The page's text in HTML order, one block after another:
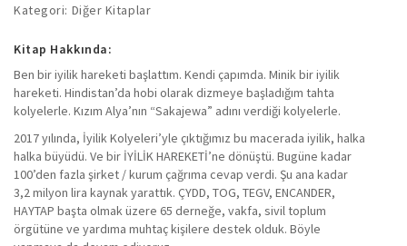
Kategori: Diğer Kitaplar
Kitap Hakkında:
Ben bir iyilik hareketi başlattım. Kendi çapımda. Minik bir iyilik
hareketi. Hindistan’da hobi olarak dizmeye başladığım tahta
kolyelerle. Kızım Alya’nın “Sakajewa” adını verdiği kolyelerle.
2017 yılında, İyilik Kolyeleri’yle çıktığımız bu macerada iyilik, halka
halka büyüdü. Ve bir İYİLİK HAREKETİ’ne dönüştü. Bugüne kadar
100’den fazla şirket / kurum çağrıma cevap verdi. Şu ana kadar
3,2 milyon lira kaynak yarattık. ÇYDD, TOG, TEGV, ENCANDER,
HAYTAP başta olmak üzere 65 derneğe, vakfa, sivil toplum
örgütüne ve yardıma muhtaç kişilere destek olduk. Böyle